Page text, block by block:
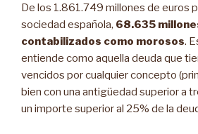
De los 1.861.749 millones de euros
sociedad española, 68.635
contabilizados como morosos.
entiende como aquella deuda que
vencidos por cualquier concepto
bien con una antigüedad superior a
un importe superior al 25% de la